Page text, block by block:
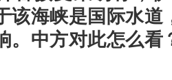
该海峡是国际水
。中方对此怎么